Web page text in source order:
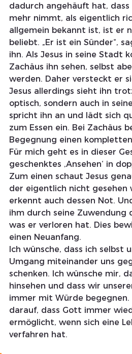
dadurch angehäuft hat, dass
mehr nimmt, als eigentlich
allgemein bekannt ist, ist er
beliebt. „Er ist ein Sünder“,
ihn. Als Jesus in seine Stadt
Zachäus ihn sehen, selbst
werden. Daher versteckt er
Jesus allerdings sieht ihn
optisch, sondern auch in
spricht ihn an und lädt sich
zum Essen ein. Bei Zachäus
Begegnung einen
Für mich geht es in dieser
geschenktes ‚Ansehen‘ in
Zum einen schaut Jesus
der eigentlich nicht gesehen
erkennt auch dessen Not.
ihm durch seine Zuwendung
was er verloren hat. Dies
einen Neuanfang.
Ich wünsche, dass ich selbst
Umgang miteinander uns
schenken. Ich wünsche mir,
hinsehen und dass wir
immer mit Würde
darauf, dass Gott immer
ermöglicht, wenn sich eine
verfahren hat.